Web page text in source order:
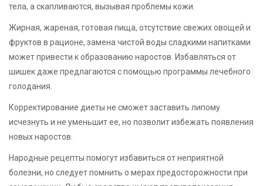
тела, а скапливаются, вызывая проблемы кожи.
Жирная, жареная, готовая пища, отсутствие свежих овощей и
фруктов в рационе, замена чистой воды сладкими напитками
может привести к образованию наростов. Избавляться от
шишек даже предлагаются с помощью программы лечебного
голодания.
Корректирование диеты не сможет заставить липому
исчезнуть и не уменьшит ее, но позволит избежать появления
новых наростов.
Народные рецепты помогут избавиться от неприятной
болезни, но следует помнить о мерах предосторожности при